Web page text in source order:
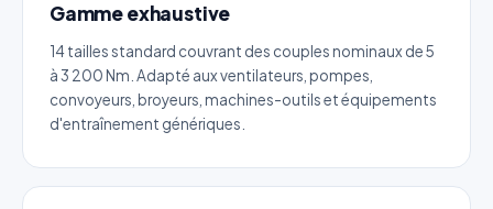
Gamme exhaustive
14 tailles standard couvrant des couples nominaux de 5
à 3 200 Nm. Adapté aux ventilateurs, pompes,
convoyeurs, broyeurs, machines-outils et équipements
d'entraînement génériques.
Réponse sous 24h — Sans engagement
Nom complet*